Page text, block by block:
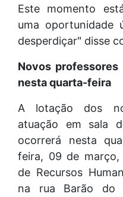
Este momento
uma oportunidade
desperdiçar" disse
Novos
nesta quarta-feira
A lotação dos
atuação em sala
ocorrerá nesta
feira, 09 de março,
de Recursos
na rua Barão do